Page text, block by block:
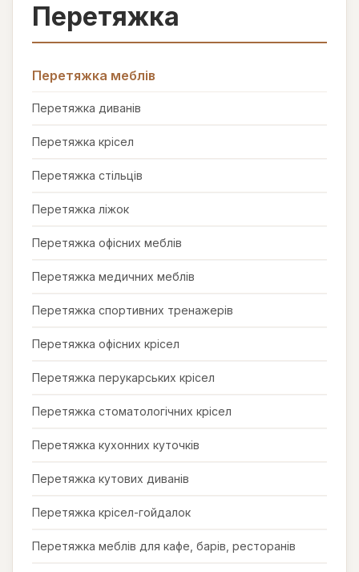
Перетяжка
Перетяжка меблів
Перетяжка диванів
Перетяжка крісел
Перетяжка стільців
Перетяжка ліжок
Перетяжка офісних меблів
Перетяжка медичних меблів
Перетяжка спортивних тренажерів
Перетяжка офісних крісел
Перетяжка перукарських крісел
Перетяжка стоматологічних крісел
Перетяжка кухонних куточків
Перетяжка кутових диванів
Перетяжка крісел-гойдалок
Перетяжка меблів для кафе, барів, ресторанів